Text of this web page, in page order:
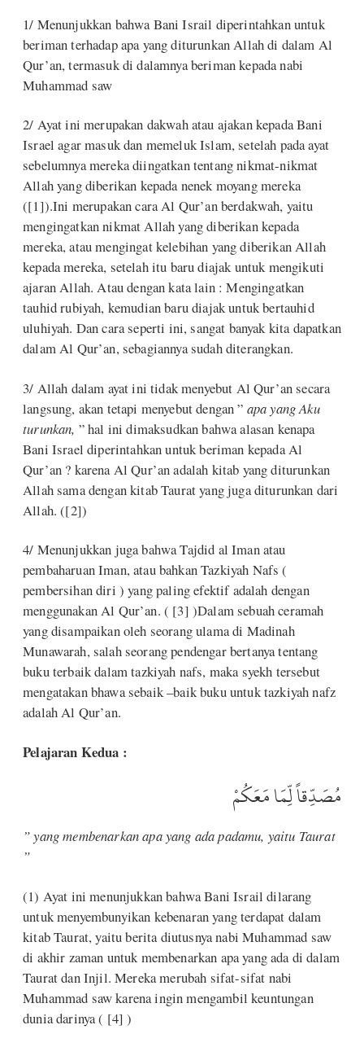
1/ Menunjukkan bahwa Bani Israil diperintahkan untuk
beriman terhadap apa yang diturunkan Allah di dalam Al
Qur’an, termasuk di dalamnya beriman kepada nabi
Muhammad saw
2/ Ayat ini merupakan dakwah atau ajakan kepada Bani
Israel agar masuk dan memeluk Islam, setelah pada ayat
sebelumnya mereka diingatkan tentang nikmat-nikmat
Allah yang diberikan kepada nenek moyang mereka
([1]).Ini merupakan cara Al Qur’an berdakwah, yaitu
mengingatkan nikmat Allah yang diberikan kepada
mereka, atau mengingat kelebihan yang diberikan Allah
kepada mereka, setelah itu baru diajak untuk mengikuti
ajaran Allah. Atau dengan kata lain : Mengingatkan
tauhid rubiyah, kemudian baru diajak untuk bertauhid
uluhiyah. Dan cara seperti ini, sangat banyak kita dapatkan
dalam Al Qur’an, sebagiannya sudah diterangkan.
3/ Allah dalam ayat ini tidak menyebut Al Qur’an secara
langsung, akan tetapi menyebut dengan ” apa yang Aku
turunkan, ” hal ini dimaksudkan bahwa alasan kenapa
Bani Israel diperintahkan untuk beriman kepada Al
Qur’an ? karena Al Qur’an adalah kitab yang diturunkan
Allah sama dengan kitab Taurat yang juga diturunkan dari
Allah. ([2])
4/ Menunjukkan juga bahwa Tajdid al Iman atau
pembaharuan Iman, atau bahkan Tazkiyah Nafs (
pembersihan diri ) yang paling efektif adalah dengan
menggunakan Al Qur’an. ( [3] )Dalam sebuah ceramah
yang disampaikan oleh seorang ulama di Madinah
Munawarah, salah seorang pendengar bertanya tentang
buku terbaik dalam tazkiyah nafs, maka syekh tersebut
mengatakan bhawa sebaik –baik buku untuk tazkiyah nafz
adalah Al Qur’an.
Pelajaran Kedua :
مُصَدِّقاً لِّمَا مَعَكُمْ
” yang membenarkan apa yang ada padamu, yaitu Taurat
”
(1) Ayat ini menunjukkan bahwa Bani Israil dilarang
untuk menyembunyikan kebenaran yang terdapat dalam
kitab Taurat, yaitu berita diutusnya nabi Muhammad saw
di akhir zaman untuk membenarkan apa yang ada di dalam
Taurat dan Injil. Mereka merubah sifat-sifat nabi
Muhammad saw karena ingin mengambil keuntungan
dunia darinya ( [4] )